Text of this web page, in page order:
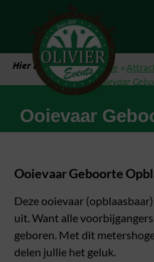
Hier ben je: Home »
Ooievaar
Ooievaar
Ooievaar Geboorte
Deze ooievaar
uit. Want alle
geboren. Met dit
delen jullie het geluk.